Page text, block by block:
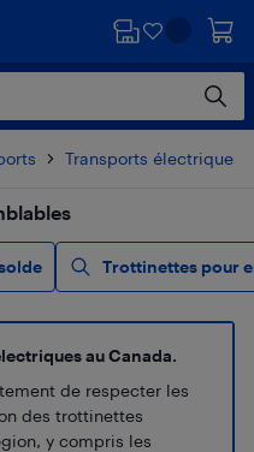
Transports électriques
Trottinettes pour
au Canada.
de respecter les
des trottinettes
y compris les